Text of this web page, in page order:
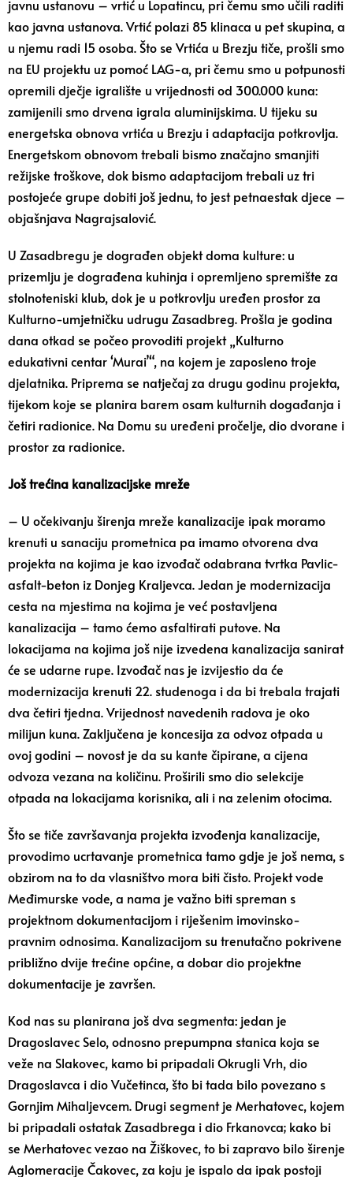
javnu ustanovu – vrtić u Lopatincu, pri čemu smo učili raditi
kao javna ustanova. Vrtić polazi 85 klinaca u pet skupina, a
u njemu radi 15 osoba. Što se Vrtića u Brezju tiče, prošli smo
na EU projektu uz pomoć LAG-a, pri čemu smo u potpunosti
opremili dječje igralište u vrijednosti od 300.000 kuna:
zamijenili smo drvena igrala aluminijskima. U tijeku su
energetska obnova vrtića u Brezju i adaptacija potkrovlja.
Energetskom obnovom trebali bismo značajno smanjiti
režijske troškove, dok bismo adaptacijom trebali uz tri
postojeće grupe dobiti još jednu, to jest petnaestak djece –
objašnjava Nagrajsalović.
U Zasadbregu je dograđen objekt doma kulture: u
prizemlju je dograđena kuhinja i opremljeno spremište za
stolnoteniski klub, dok je u potkrovlju uređen prostor za
Kulturno-umjetničku udrugu Zasadbreg. Prošla je godina
dana otkad se počeo provoditi projekt „Kulturno
edukativni centar ‘Murai’“, na kojem je zaposleno troje
djelatnika. Priprema se natječaj za drugu godinu projekta,
tijekom koje se planira barem osam kulturnih događanja i
četiri radionice. Na Domu su uređeni pročelje, dio dvorane i
prostor za radionice.
Još trećina kanalizacijske mreže
– U očekivanju širenja mreže kanalizacije ipak moramo
krenuti u sanaciju prometnica pa imamo otvorena dva
projekta na kojima je kao izvođač odabrana tvrtka Pavlic-
asfalt-beton iz Donjeg Kraljevca. Jedan je modernizacija
cesta na mjestima na kojima je već postavljena
kanalizacija – tamo ćemo asfaltirati putove. Na
lokacijama na kojima još nije izvedena kanalizacija sanirat
će se udarne rupe. Izvođač nas je izvijestio da će
modernizacija krenuti 22. studenoga i da bi trebala trajati
dva četiri tjedna. Vrijednost navedenih radova je oko
milijun kuna. Zaključena je koncesija za odvoz otpada u
ovoj godini – novost je da su kante čipirane, a cijena
odvoza vezana na količinu. Proširili smo dio selekcije
otpada na lokacijama korisnika, ali i na zelenim otocima.
Što se tiče završavanja projekta izvođenja kanalizacije,
provodimo ucrtavanje prometnica tamo gdje je još nema, s
obzirom na to da vlasništvo mora biti čisto. Projekt vode
Međimurske vode, a nama je važno biti spreman s
projektnom dokumentacijom i riješenim imovinsko-
pravnim odnosima. Kanalizacijom su trenutačno pokrivene
približno dvije trećine općine, a dobar dio projektne
dokumentacije je završen.
Kod nas su planirana još dva segmenta: jedan je
Dragoslavec Selo, odnosno prepumpna stanica koja se
veže na Slakovec, kamo bi pripadali Okrugli Vrh, dio
Dragoslavca i dio Vučetinca, što bi tada bilo povezano s
Gornjim Mihaljevcem. Drugi segment je Merhatovec, kojem
bi pripadali ostatak Zasadbrega i dio Frkanovca; kako bi
se Merhatovec vezao na Žiškovec, to bi zapravo bilo širenje
Aglomeracije Čakovec, za koju je ispalo da ipak postoji